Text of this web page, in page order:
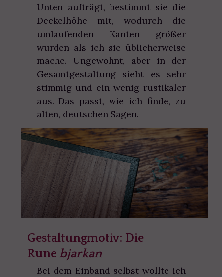
Unten aufträgt, bestimmt sie die
Deckelhöhe mit, wodurch die
umlaufenden Kanten größer
wurden als ich sie üblicherweise
mache. Ungewohnt, aber in der
Gesamtgestaltung sieht es sehr
stimmig und ein wenig rustikaler
aus. Das passt, wie ich finde, zu
alten, deutschen Sagen.
Gestaltungmotiv: Die
Rune bjarkan
Bei dem Einband selbst wollte ich